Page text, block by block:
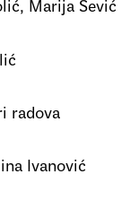
Marija Šević
radova
Ivanović